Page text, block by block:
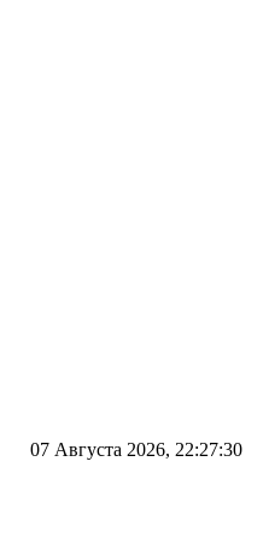
07 Августа 2026, 22:27:30